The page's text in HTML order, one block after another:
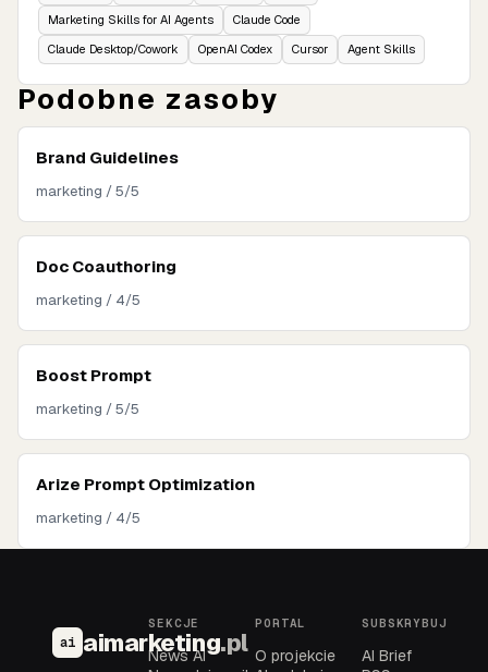
Marketing Skills for AI Agents
Claude Code
Claude Desktop/Cowork
OpenAI Codex Cursor Agent Skills
Podobne zasoby
Brand Guidelines
marketing / 5/5
Doc Coauthoring
marketing / 4/5
Boost Prompt
marketing / 5/5
Arize Prompt Optimization
marketing / 4/5
ai aimarketing.pl
SEKCJE
News AI
PORTAL
O projekcie
SUBSKRYBUJ
AI Brief